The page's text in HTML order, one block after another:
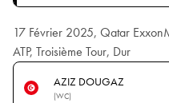
17 Février 2025, Qatar
ATP, Troisième Tour, Dur
AZIZ DOUGAZ
(WC)